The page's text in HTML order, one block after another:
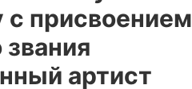
присвоением
звания
артист